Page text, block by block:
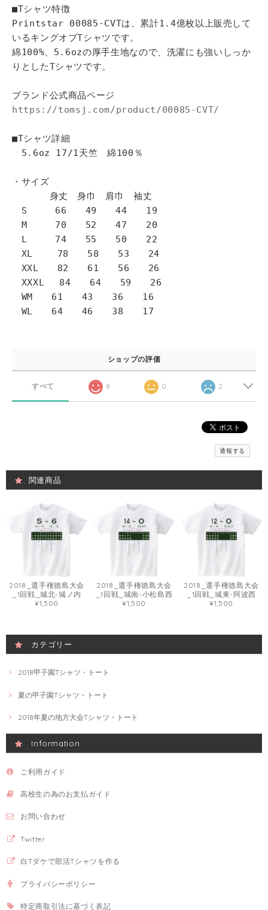
■Tシャツ特徴
Printstar 00085-CVTは、累計1.4億枚以上販売して
いるキングオブTシャツです。
綿100%、5.6ozの厚手生地なので、洗濯にも強いしっか
りとしたTシャツです。
ブランド公式商品ページ
https://tomsj.com/product/00085-CVT/
■Tシャツ詳細
5.6oz 17/1天竺 綿100％
・サイズ
身丈 身巾 肩巾 袖丈
S 66 49 44 19
M 70 52 47 20
L 74 55 50 22
XL 78 58 53 24
XXL 82 61 56 26
XXXL 84 64 59 26
WM 61 43 36 16
WL 64 46 38 17
ショップの評価
すべて 8 0 2
通報する
関連商品
2018_選手権徳島大会
_1回戦_城北-城ノ内
¥1,500
2018_選手権徳島大会
_1回戦_城南-小松島西
¥1,500
2018_選手権徳島大会
_1回戦_城東-阿波西
¥1,500
カテゴリー
2018甲子園Tシャツ・トート
夏の甲子園Tシャツ・トート
2018年夏の地方大会Tシャツ・トート
Information
ご利用ガイド
高校生の為のお支払ガイド
お問い合わせ
Twitter
白Tダケで部活Tシャツを作る
プライバシーポリシー
特定商取引法に基づく表記